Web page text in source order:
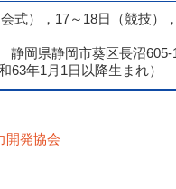
式），17～18日（競技）
静岡市葵区長沼605-
年1月1日以降生まれ）
開発協会